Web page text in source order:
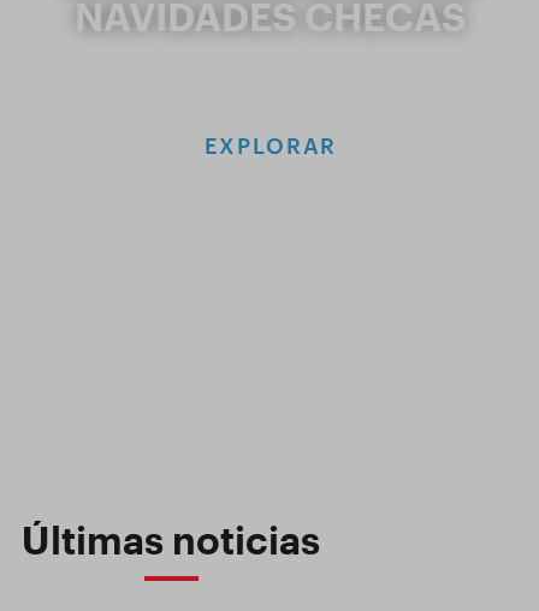
NAVIDADES CHECAS
EXPLORAR
Últimas noticias